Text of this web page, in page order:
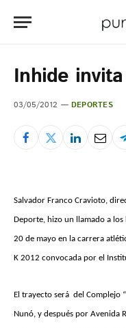
Inhide
03/05/2012 DEPORTES
Salvador Franco Cravioto,
Deporte, hizo un llamado a
20 de mayo en la carrera
K 2012 convocada por el
El trayecto será del Complejo
Nunó, y después por Avenida